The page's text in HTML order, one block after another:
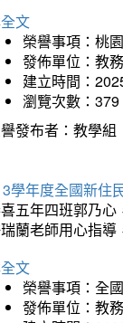
文
榮譽事項：桃
發佈單位：教
建立時間：
瀏覽次數：379
發布者：教學組
學年度全國新住
五年四班郭乃
蘭老師用心指導
文
榮譽事項：全
發佈單位：教